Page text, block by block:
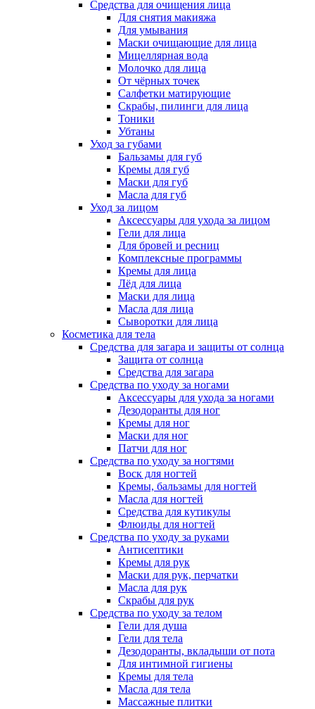
Средства для очищения лица
Для снятия макияжа
Для умывания
Маски очищающие для лица
Мицеллярная вода
Молочко для лица
От чёрных точек
Салфетки матирующие
Скрабы, пилинги для лица
Тоники
Убтаны
Уход за губами
Бальзамы для губ
Кремы для губ
Маски для губ
Масла для губ
Уход за лицом
Аксессуары для ухода за лицом
Гели для лица
Для бровей и ресниц
Комплексные программы
Кремы для лица
Лёд для лица
Маски для лица
Масла для лица
Сыворотки для лица
Косметика для тела
Средства для загара и защиты от солнца
Защита от солнца
Средства для загара
Средства по уходу за ногами
Аксессуары для ухода за ногами
Дезодоранты для ног
Кремы для ног
Маски для ног
Патчи для ног
Средства по уходу за ногтями
Воск для ногтей
Кремы, бальзамы для ногтей
Масла для ногтей
Средства для кутикулы
Флюиды для ногтей
Средства по уходу за руками
Антисептики
Кремы для рук
Маски для рук, перчатки
Масла для рук
Скрабы для рук
Средства по уходу за телом
Гели для душа
Гели для тела
Дезодоранты, вкладыши от пота
Для интимной гигиены
Кремы для тела
Масла для тела
Массажные плитки